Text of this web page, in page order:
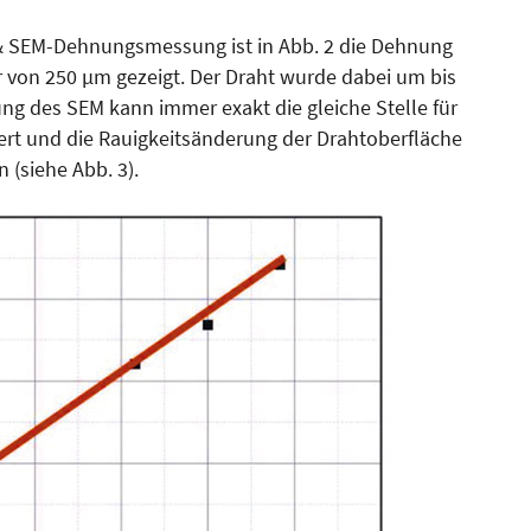
Dehnungsmessung ist in Abb. 2 die Dehnung
250 µm gezeigt. Der Draht wurde dabei um bis
des SEM kann immer exakt die gleiche Stelle für
und die Rauigkeitsänderung der Drahtoberfläche
(siehe Abb. 3).